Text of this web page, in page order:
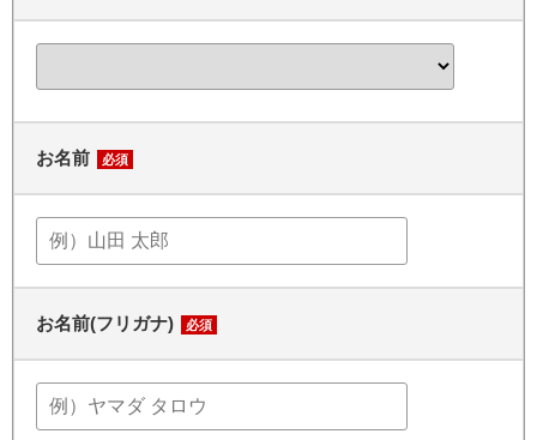
お名前 必須
お名前(フリガナ) 必須